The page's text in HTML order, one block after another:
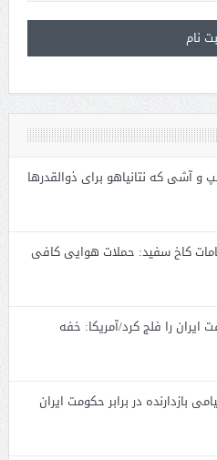
آشی که نتانیاهو برای ذوالقدرها
کاخ سفید: حملات هوایی کافی
ایران را فلج کرد/آمریکا: خفه
بازدارنده در برابر حکومت ایران